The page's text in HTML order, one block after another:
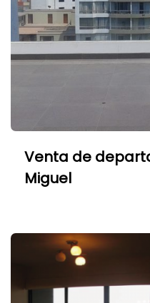
Venta de
Miguel